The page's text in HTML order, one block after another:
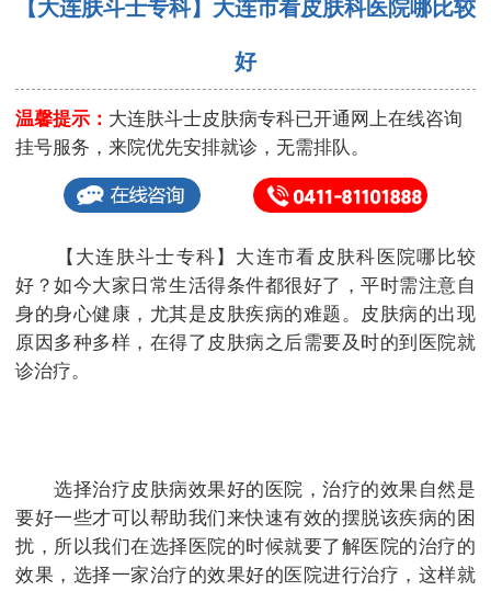
【大连肤斗士专科】大连市看皮肤科医院哪比较
好
温馨提示： 大连肤斗士皮肤病专科已开通网上在线咨询
挂号服务，来院优先安排就诊，无需排队。
【大连肤斗士专科】大连市看皮肤科医院哪比较
好？如今大家日常生活得条件都很好了，平时需注意自
身的身心健康，尤其是皮肤疾病的难题。皮肤病的出现
原因多种多样，在得了皮肤病之后需要及时的到医院就
诊治疗。
选择治疗皮肤病效果好的医院，治疗的效果自然是
要好一些才可以帮助我们来快速有效的摆脱该疾病的困
扰，所以我们在选择医院的时候就要了解医院的治疗的
效果，选择一家治疗的效果好的医院进行治疗，这样就